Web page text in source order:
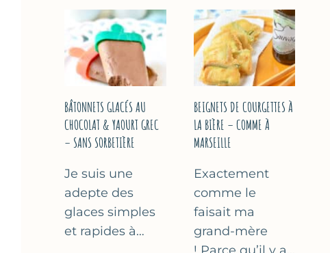
&
FLEUR
D’ORANGER
AU
CITRON
&
BASILIC
BÂTONNETS GLACÉS AU
CHOCOLAT & YAOURT GREC
– SANS SORBETIÈRE
Je suis une
adepte des
glaces simples
et rapides à…
BEIGNETS DE COURGETTES À
LA BIÈRE – COMME À
MARSEILLE
Exactement
comme le
faisait ma
grand-mère